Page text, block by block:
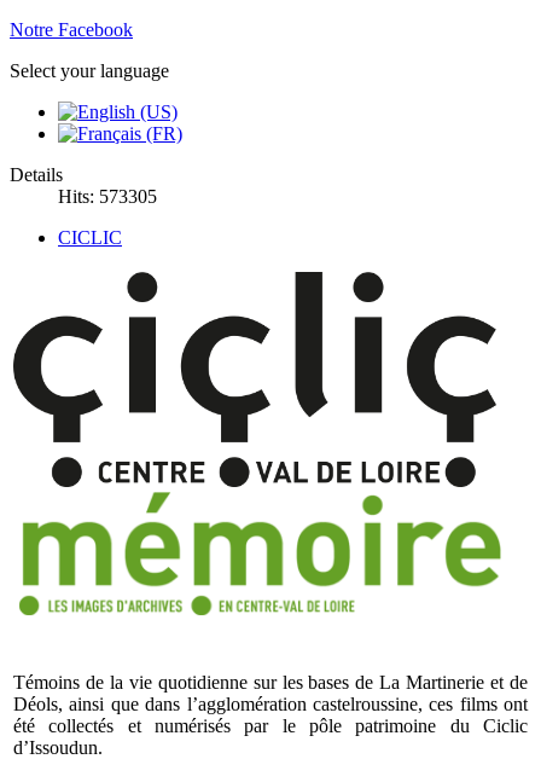
Notre Facebook
Select your language
Details
Hits: 573305
CICLIC
Témoins de la vie quotidienne sur les bases de La Martinerie et de
Déols, ainsi que dans l’agglomération castelroussine, ces films ont
été collectés et numérisés par le pôle patrimoine du Ciclic
d’Issoudun.